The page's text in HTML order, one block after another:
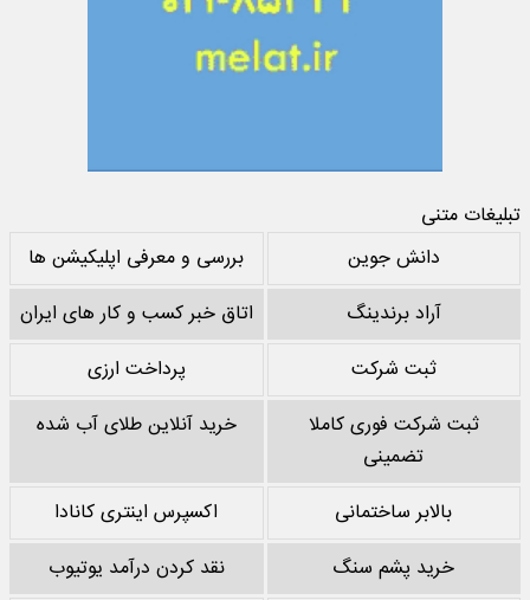
تبلیغات متنی
دانش جوین
بررسی و معرفی اپلیکیشن ها
آراد برندینگ
اتاق خبر کسب و کار های ایران
ثبت شرکت
پرداخت ارزی
ثبت شرکت فوری کاملا
تضمینی
خرید آنلاین طلای آب شده
بالابر ساختمانی
اکسپرس اینتری کانادا
خرید پشم سنگ
نقد کردن درآمد یوتیوب